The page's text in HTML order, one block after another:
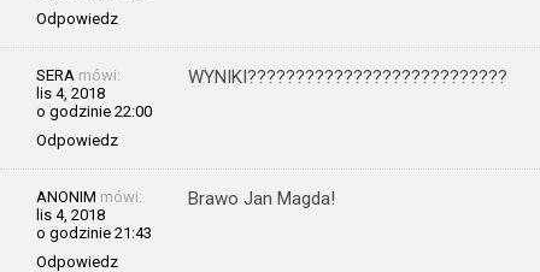
Odpowiedz
SERA mówi:
lis 4, 2018
o godzinie 22:00
Odpowiedz
WYNIKI???????????????????????????
ANONIM mówi:
lis 4, 2018
o godzinie 21:43
Odpowiedz
Brawo Jan Magda!